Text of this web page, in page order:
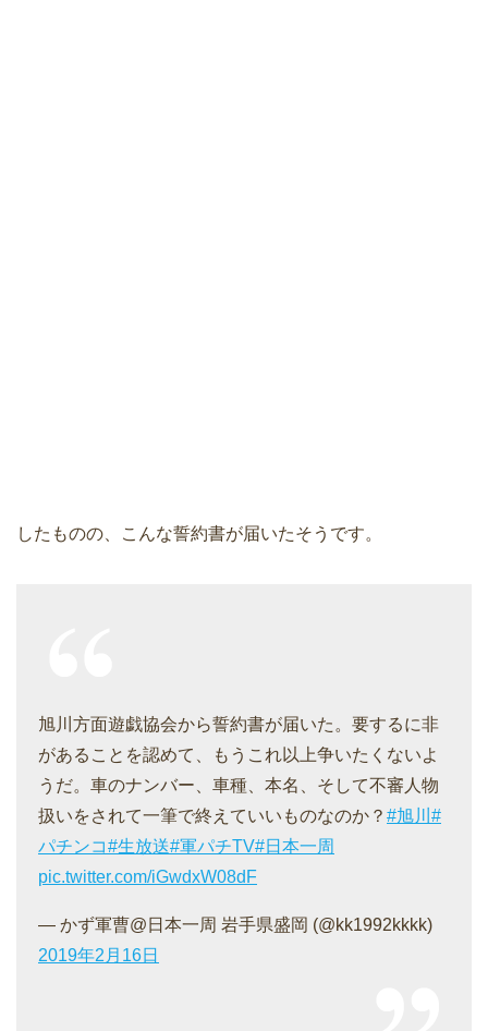
したものの、こんな誓約書が届いたそうです。
旭川方面遊戯協会から誓約書が届いた。要するに非
があることを認めて、もうこれ以上争いたくないよ
うだ。車のナンバー、車種、本名、そして不審人物
扱いをされて一筆で終えていいものなのか？ #旭川 #
パチンコ#生放送#軍パチTV#日本一周
pic.twitter.com/iGwdxW08dF
— かず軍曹@日本一周 岩手県盛岡 (@kk1992kkkk)
2019年2月16日